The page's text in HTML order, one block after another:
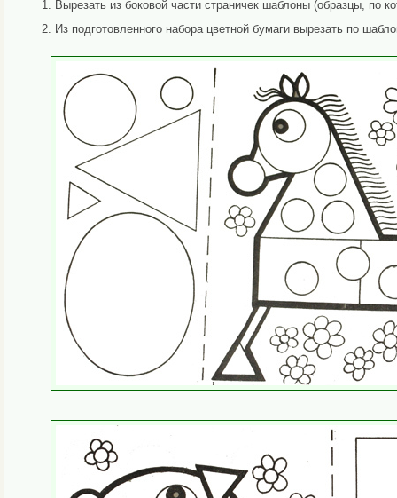
1. Вырезать из боковой части страничек шаблоны (образцы, по
2. Из подготовленного набора цветной бумаги вырезать по